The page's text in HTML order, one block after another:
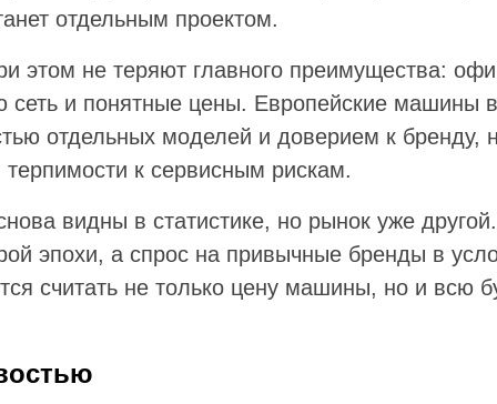
отдельным проектом.
этом не теряют главного преимущества:
сеть и понятные цены. Европейские машины
отдельных моделей и доверием к бренду,
к сервисным рискам.
видны в статистике, но рынок уже
эпохи, а спрос на привычные бренды в
считать не только цену машины, но и всю